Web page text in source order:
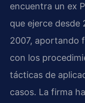
encuentra un ex
que ejerce desde
2007, aportando
con los
tácticas de
casos. La firma